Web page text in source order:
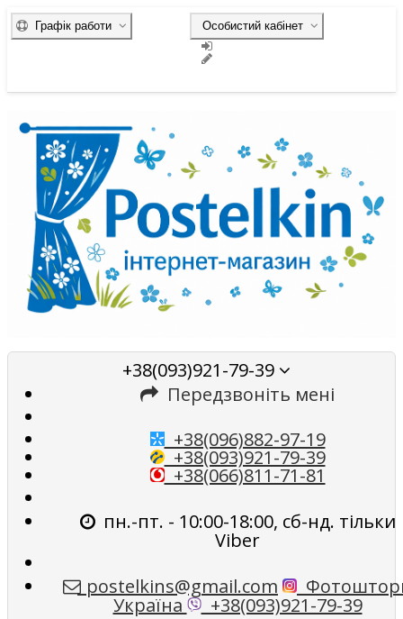
Особистий кабінет
Графік работи
+38(093)921-79-39
Передзвоніть мені
+38(096)882-97-19
+38(093)921-79-39
+38(066)811-71-81
пн.-пт. - 10:00-18:00, сб-нд. тільки
Viber
postelkins@gmail.com
Україна +38(093)921-79-39